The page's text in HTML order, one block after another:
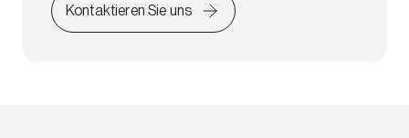
Kontaktieren Sie uns